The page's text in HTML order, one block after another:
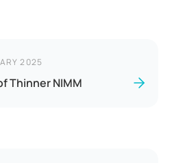
2025
Thinner NIMM